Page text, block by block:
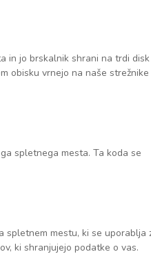
in jo brskalnik shrani na trdi disk
obisku vrnejo na naše
spletnega mesta. Ta koda se
spletnem mestu, ki se uporablja
ki shranjujejo podatke o vas.